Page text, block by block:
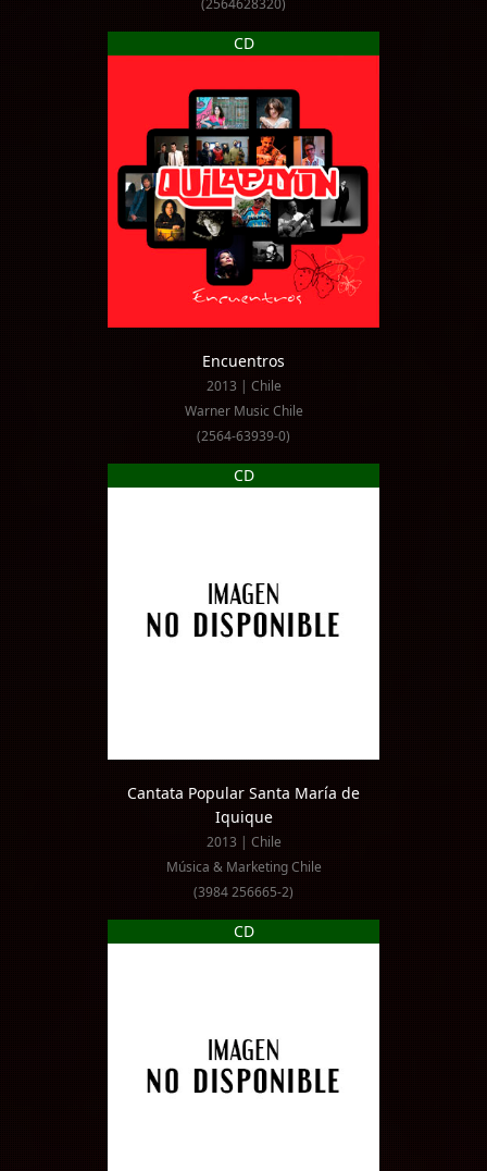
(2564628320)
CD
Encuentros
2013 | Chile
Warner Music Chile
(2564-63939-0)
CD
Cantata Popular Santa María de
Iquique
2013 | Chile
Música & Marketing Chile
(3984 256665-2)
CD